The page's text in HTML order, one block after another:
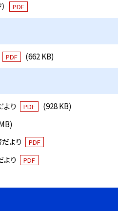
PDF
PDF (662 KB)
り PDF
(928 KB)
より
PDF
り PDF